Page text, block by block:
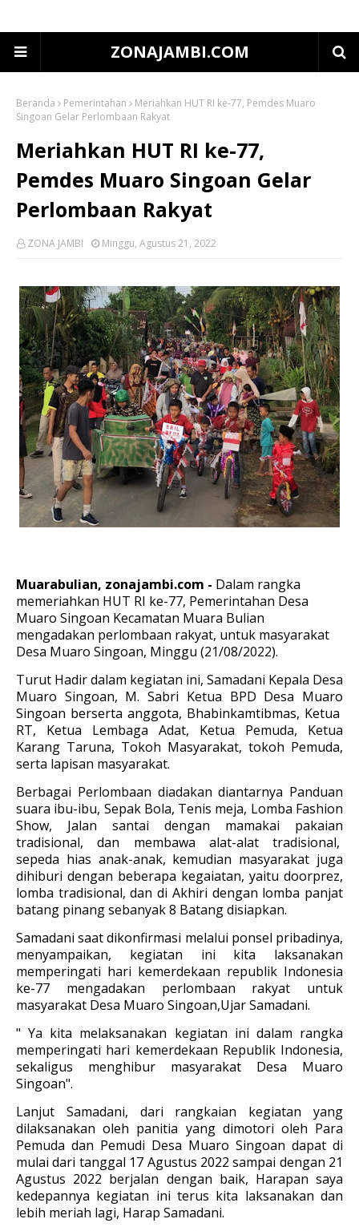
ZONAJAMBI.COM
Beranda Pemerintahan
Meriahkan HUT RI ke-77, Pemdes Muaro
Singoan Gelar Perlombaan Rakyat
Meriahkan HUT RI ke-77,
Pemdes Muaro Singoan Gelar
Perlombaan Rakyat
ZONA JAMBI Minggu, Agustus 21, 2022
Muarabulian, zonajambi.com - Dalam rangka
memeriahkan HUT RI ke-77, Pemerintahan Desa
Muaro Singoan Kecamatan Muara Bulian
mengadakan perlombaan rakyat, untuk masyarakat
Desa Muaro Singoan, Minggu (21/08/2022).
Turut Hadir dalam kegiatan ini, Samadani Kepala Desa
Muaro Singoan, M. Sabri Ketua BPD Desa Muaro
Singoan berserta anggota, Bhabinkamtibmas, Ketua
RT, Ketua Lembaga Adat, Ketua Pemuda, Ketua
Karang Taruna, Tokoh Masyarakat, tokoh Pemuda,
serta lapisan masyarakat.
Berbagai Perlombaan diadakan diantarnya Panduan
suara ibu-ibu, Sepak Bola, Tenis meja, Lomba Fashion
Show, Jalan santai dengan mamakai pakaian
tradisional, dan membawa alat-alat tradisional,
sepeda hias anak-anak, kemudian masyarakat juga
dihiburi dengan beberapa kegaiatan, yaitu doorprez,
lomba tradisional, dan di Akhiri dengan lomba panjat
batang pinang sebanyak 8 Batang disiapkan.
Samadani saat dikonfirmasi melalui ponsel pribadinya,
menyampaikan, kegiatan ini kita laksanakan
memperingati hari kemerdekaan republik Indonesia
ke-77 mengadakan perlombaan rakyat untuk
masyarakat Desa Muaro Singoan,Ujar Samadani.
" Ya kita melaksanakan kegiatan ini dalam rangka
memperingati hari kemerdekaan Republik Indonesia,
sekaligus menghibur masyarakat Desa Muaro
Singoan".
Lanjut Samadani, dari rangkaian kegiatan yang
dilaksanakan oleh panitia yang dimotori oleh Para
Pemuda dan Pemudi Desa Muaro Singoan dapat di
mulai dari tanggal 17 Agustus 2022 sampai dengan 21
Agustus 2022 berjalan dengan baik, Harapan saya
kedepannya kegiatan ini terus kita laksanakan dan
lebih meriah lagi, Harap Samadani.